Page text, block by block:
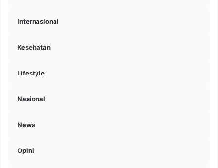
Internasional
Kesehatan
Lifestyle
Nasional
News
Opini